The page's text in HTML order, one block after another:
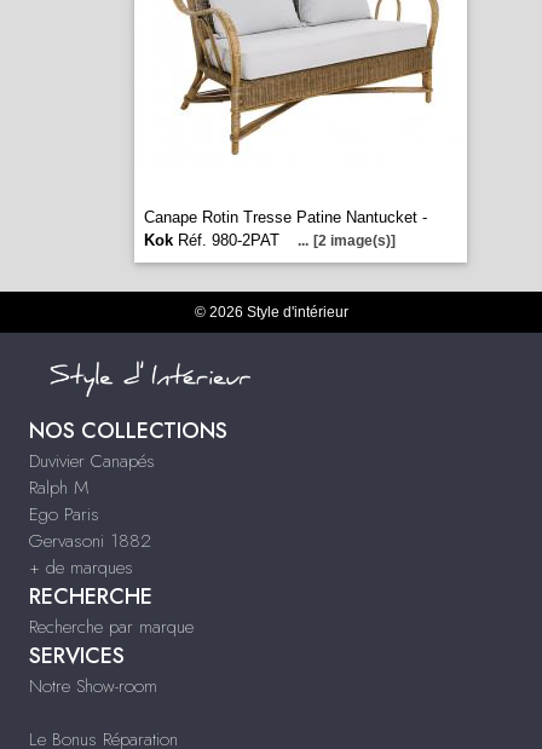
Canape Rotin Tresse Patine Nantucket -
KokRéf. 980-2PAT ... [2 image(s)]
© 2026 Style d'intérieur
NOS COLLECTIONS
Duvivier Canapés
Ralph M
Ego Paris
Gervasoni 1882
+ de marques
RECHERCHE
Recherche par marque
SERVICES
Notre Show-room
Le Bonus Réparation